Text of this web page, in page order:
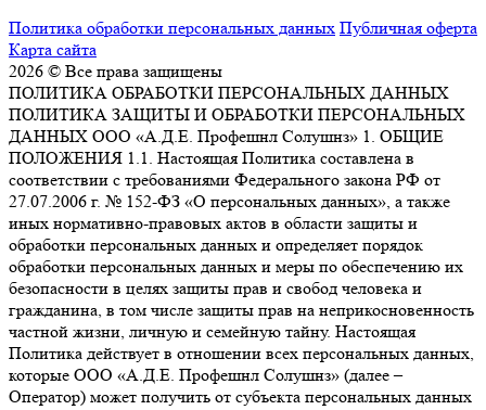
Политика обработки персональных данных Публичная оферта
Карта сайта
2026 © Все права защищены
ПОЛИТИКА ОБРАБОТКИ ПЕРСОНАЛЬНЫХ ДАННЫХ
ПОЛИТИКА ЗАЩИТЫ И ОБРАБОТКИ ПЕРСОНАЛЬНЫХ
ДАННЫХ ООО «А.Д.Е. Профешнл Солушнз» 1. ОБЩИЕ
ПОЛОЖЕНИЯ 1.1. Настоящая Политика составлена в
соответствии с требованиями Федерального закона РФ от
27.07.2006 г. № 152-ФЗ «О персональных данных», а также
иных нормативно-правовых актов в области защиты и
обработки персональных данных и определяет порядок
обработки персональных данных и меры по обеспечению их
безопасности в целях защиты прав и свобод человека и
гражданина, в том числе защиты прав на неприкосновенность
частной жизни, личную и семейную тайну. Настоящая
Политика действует в отношении всех персональных данных,
которые ООО «А.Д.Е. Профешнл Солушнз» (далее –
Оператор) может получить от субъекта персональных данных